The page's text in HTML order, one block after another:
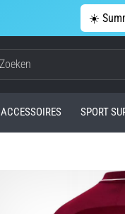
☀️
ACCESSOIRES SPORT